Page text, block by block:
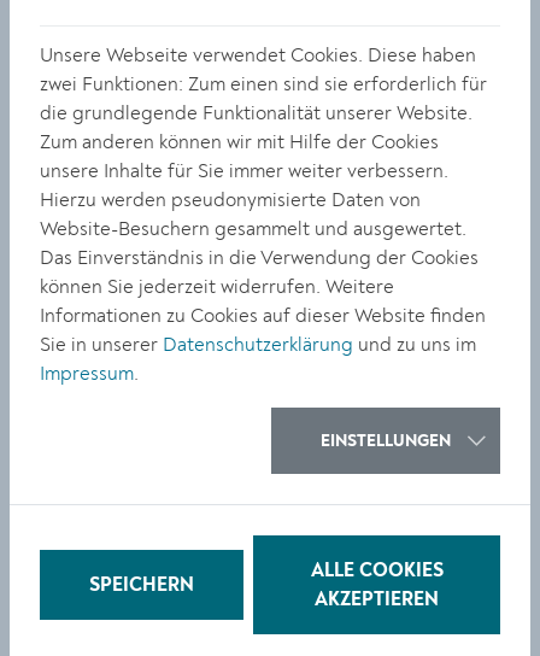
Rathausfoyer einen Ort zu schaffen, an dem Kunst
unmittelbar erfahrbar wird – durch Werke, die zum
Innehalten, Nachdenken und Dialog einladen“, betont
Kulturgemeinderätin Elisabeth Kreuzhuber.
Viviana Schimmenti, gebürtig aus Sizilien, lebt heute
mit ihrer Familie in Krems-Stein. Nach Stationen in
Palermo, Slowenien und Wien gründete sie mit Angelo
Ferrara das CARAVANATELIER. Dort entstehen
Projekte, die Architektur, Kunst und Handwerk
verbinden – getragen von Nachhaltigkeit, natürlichen
Materialien und handwerklicher Präzision. Zudem gibt
Schimmenti ihr Wissen in Workshops weiter und
vermittelt die Techniken des natürlichen Färbens.
WIR SIND NATURFARBEN. Die Erfahrung der Vielfalt in
Donnerstag, 9. Oktober 2025, 17 Uhr
Unsere Webseite verwendet Cookies. Diese haben
zwei Funktionen: Zum einen sind sie erforderlich für
die grundlegende Funktionalität unserer Website.
Zum anderen können wir mit Hilfe der Cookies
unsere Inhalte für Sie immer weiter verbessern.
Hierzu werden pseudonymisierte Daten von
Website-Besuchern gesammelt und ausgewertet.
Das Einverständnis in die Verwendung der Cookies
können Sie jederzeit widerrufen. Weitere
Informationen zu Cookies auf dieser Website finden
Sie in unserer Datenschutzerklärung und zu uns im
Impressum.
EINSTELLUNGEN
SPEICHERN
ALLE COOKIES
AKZEPTIEREN